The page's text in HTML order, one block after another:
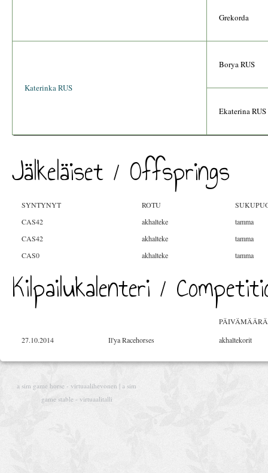
Grekorda
Katerinka RUS
Borya RUS
Ekaterina RUS
Jälkeläiset / Offsprings
SYNTYNYT ROTU
CAS42
akhalteke
tamma
CAS42
akhalteke
tamma
CAS0
akhalteke tamma
Kilpailukalenteri /
PÄIVÄMÄÄRÄ
27.10.2014
Il'ya Racehorses akhaltekorit
a sim game horse - virtuaalihevonen | a sim
game stable - virtuaalitalli